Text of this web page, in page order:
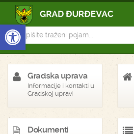
Open toolbar
Gradska uprava
Informacije i kontakti u
Gradskoj upravi
Dokumenti